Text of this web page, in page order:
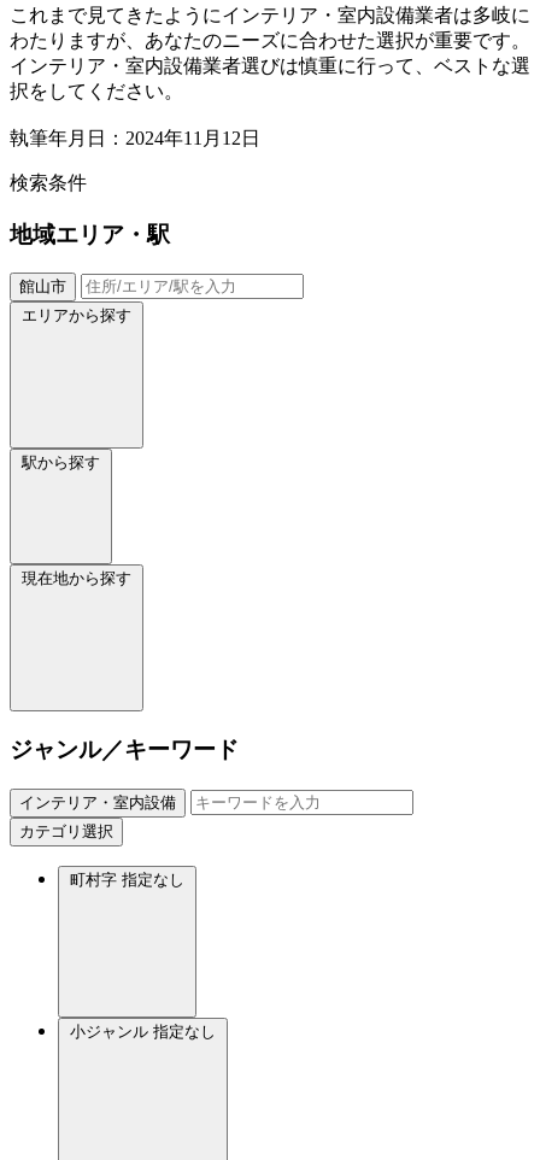
これまで見てきたようにインテリア・室内設備業者は多岐に
わたりますが、あなたのニーズに合わせた選択が重要です。
インテリア・室内設備業者選びは慎重に行って、ベストな選
択をしてください。
執筆年月日：2024年11月12日
検索条件
地域エリア・駅
館山市
エリアから探す
駅から探す
現在地から探す
ジャンル／キーワード
インテリア・室内設備
カテゴリ選択
町村字 指定なし
小ジャンル 指定なし